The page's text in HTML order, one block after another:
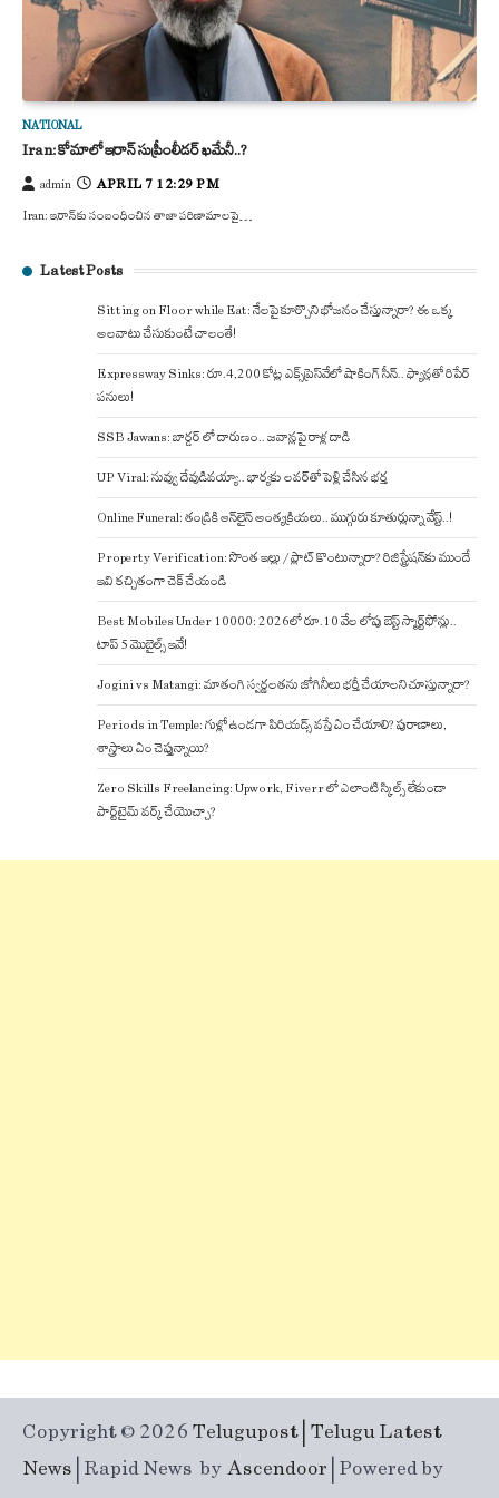
NATIONAL
Iran: కోమాలో ఇరాన్ సుప్రీంలీడర్‌ ఖమేనీ..?
admin APRIL 7 12:29 PM
Iran: ఇరాన్‌కు సంబంధించిన తాజా పరిణామాలపై…
Latest Posts
Sitting on Floor while Eat: నేలపై కూర్చొని భోజనం చేస్తున్నారా? ఈ ఒక్క
అలవాటు చేసుకుంటే చాలంతే!
Expressway Sinks: రూ.4,200 కోట్ల ఎక్స్‌ప్రెస్‌వేలో షాకింగ్ సీన్.. ఫ్యాన్లతో రిపేర్
పనులు!
SSB Jawans: బార్డర్ లో దారుణం.. జవాన్లపై రాళ్ల దాడి
UP Viral: నువ్వు దేవుడివయ్యా.. భార్యకు లవర్‌తో పెళ్లి చేసిన భర్త
Online Funeral: తండ్రికి ఆన్‌లైన్ అంత్యక్రియలు.. ముగ్గురు కూతుర్లున్నా వేస్ట్..!
Property Verification: సొంత ఇల్లు / ప్లాట్ కొంటున్నారా? రిజిస్ట్రేషన్‌కు ముందే
ఇవి కచ్చితంగా చెక్ చేయండి
Best Mobiles Under 10000: 2026లో రూ.10 వేల లోపు బెస్ట్ స్మార్ట్‌ఫోన్లు..
టాప్ 5 మొబైల్స్ ఇవే!
Jogini vs Matangi: మాతంగి స్వర్ణలతను జోగినీలు భర్తీ చేయాలని చూస్తున్నారా?
Periods in Temple: గుళ్లో ఉండగా పిరియడ్స్ వస్తే ఏం చేయాలి? పురాణాలు,
శాస్త్రాలు ఏం చెప్తున్నాయి?
Zero Skills Freelancing: Upwork, Fiverr లో ఎలాంటి స్కిల్స్ లేకుండా
పార్ట్‌టైమ్ వర్క్ చేయొచ్చా?
Copyright © 2026 Telugupost | Telugu Latest
News | Rapid News byAscendoor | Powered by